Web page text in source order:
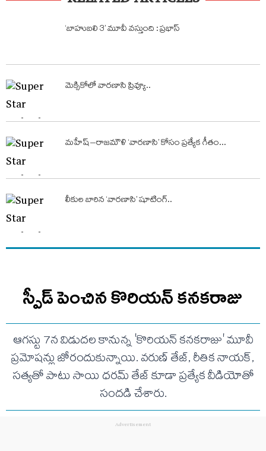
‘బాహుబలి 3’ మూవీ వస్తుంది : ప్రభాస్
మెక్సికోలో వార‌ణాసి ప్రివ్యూ..
మహేష్–రాజమౌళి ‘వారణాసి’ కోసం ప్ర‌త్యేక గీతం...
లీకుల బారిన ‘వారణాసి’ షూటింగ్..
స్పీడ్ పెంచిన కొరియన్ కనకరాజు
ఆగస్టు 7న విడుదల కానున్న 'కొరియన్ కనకరాజు' మూవీ
ప్రమోషన్లు జోరందుకున్నాయి. వరుణ్ తేజ్, రీతిక నాయక్,
సత్యతో పాటు సాయి ధరమ్ తేజ్ కూడా ప్రత్యేక వీడియోతో
సందడి చేశారు.